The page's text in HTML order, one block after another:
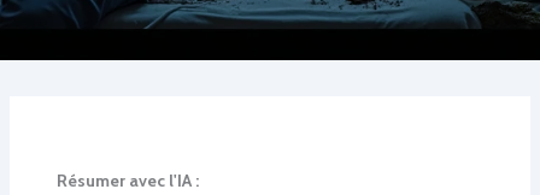
Résumer avec l'IA :